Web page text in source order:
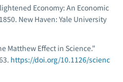
Economy: An Economic
. New Haven: Yale University
Matthew Effect in Science."
https://doi.org/10.1126/scienc